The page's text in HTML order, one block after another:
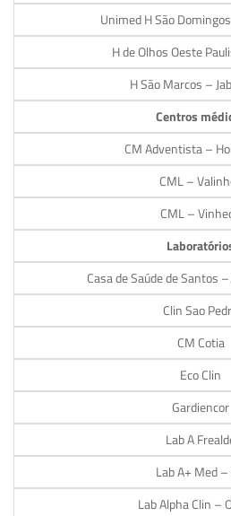
Unimed H São
H de Olhos Oeste
H São Marcos –
Centros
CM Adventista –
CML –
CML –
Casa de Saúde de Santos
Clin Sao
CM Cotia
Eco Clin
Gardiencor
Lab A
Lab A+ Med –
Lab Alpha Clin –